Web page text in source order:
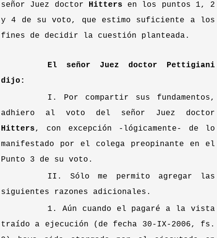
señor Juez doctor Hitters en los puntos 1, 2
y 4 de su voto, que estimo suficiente a los
fines de decidir la cuestión planteada.
El señor Juez doctor Pettigiani
dijo:
I. Por compartir sus fundamentos,
adhiero al voto del señor Juez doctor
Hitters, con excepción -lógicamente- de lo
manifestado por el colega preopinante en el
Punto 3 de su voto.
II. Sólo me permito agregar las
siguientes razones adicionales.
1. Aún cuando el pagaré a la vista
traído a ejecución (de fecha 30-IX-2006, fs.